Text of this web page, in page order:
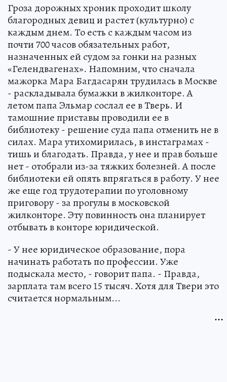
Гроза дорожных хроник проходит школу
благородных девиц и растет (культурно) с
каждым днем. То есть с каждым часом из
почти 700 часов обязательных работ,
назначенных ей судом за гонки на разных
«Гелендвагенах». Напомним, что сначала
мажорка Мара Багдасарян трудилась в Москве
- раскладывала бумажки в жилконторе. А
летом папа Эльмар сослал ее в Тверь. И
тамошние приставы проводили ее в
библиотеку - решение суда папа отменить не в
силах. Мара утихомирилась, в инстаграмах -
тишь и благодать. Правда, у нее и прав больше
нет - отобрали из-за тяжких болезней. А после
библиотеки ей опять впрягаться в работу. У нее
же еще год трудотерапии по уголовному
приговору - за прогулы в московской
жилконторе. Эту повинность она планирует
отбывать в конторе юридической.
- У нее юридическое образование, пора
начинать работать по профессии. Уже
подыскала место, - говорит папа. - Правда,
зарплата там всего 15 тысяч. Хотя для Твери это
считается нормальным...